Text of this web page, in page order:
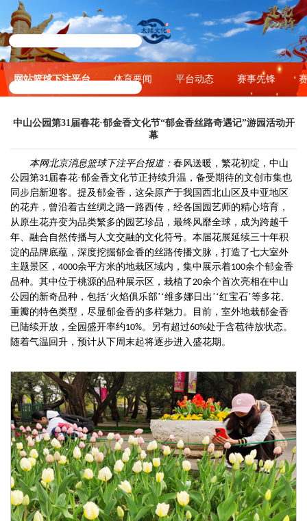
网站篮球下注平台 体育要闻 平台动态 赛事先锋
中山公园第31届春花·郁金香文化节“郁金香丝路奇遇记”游园活动开
幕
本网北京消息篮球下注平台报道： 春风送暖，繁花初绽，中山
公园第31届春花·郁金香文化节正持续升温，备受期待的文创市集也
同步启新迎客。提及郁金香，这朵原产于我国西北山区及中亚地区
的花卉，曾沿着古丝绸之路一路西传， 经各国园艺师的精心培育，
从原生花卉变为品类繁多的园艺珍品， 最终 风靡全球，成为跨越千
年、融合自然传播与人文交融的文化符号。 本届花展延续三十年积
淀的品牌底蕴，深度挖掘郁金香的丝路传播文脉，打造了七大室外
主题景区， 4000余平方米的地栽区域内，集中展示着100余个郁金香
品种。 其中位于桃源的品种展示区 ，栽植了20余个首次亮相在中山
公园 的新奇品种 ，包括‘火焰俱乐部’‘维多娜日出’‘红宝石’等多花、
重瓣的特色类型 ，尽显郁金香的多样魅力。
目前，室外地栽郁金香
已陆续开放，全园盛开率约10%。另有超过60%处于含苞待放状态。
随着气温回升，预计从下周末起将逐步进入盛花期。